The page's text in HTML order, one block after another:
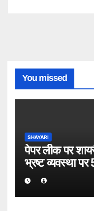
You missed
SHAYARI
पेपर लीक पर
भ्रष्ट व्यवस्था पर